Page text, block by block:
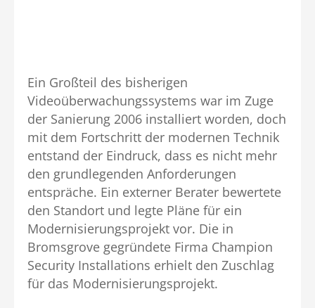
Ein Großteil des bisherigen
Videoüberwachungssystems war im Zuge
der Sanierung 2006 installiert worden, doch
mit dem Fortschritt der modernen Technik
entstand der Eindruck, dass es nicht mehr
den grundlegenden Anforderungen
entspräche. Ein externer Berater bewertete
den Standort und legte Pläne für ein
Modernisierungsprojekt vor. Die in
Bromsgrove gegründete Firma Champion
Security Installations erhielt den Zuschlag
für das Modernisierungsprojekt.